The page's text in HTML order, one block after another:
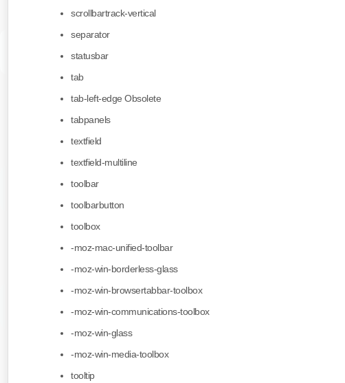
scrollbartrack-vertical
separator
statusbar
tab
tab-left-edge Obsolete
tabpanels
textfield
textfield-multiline
toolbar
toolbarbutton
toolbox
-moz-mac-unified-toolbar
-moz-win-borderless-glass
-moz-win-browsertabbar-toolbox
-moz-win-communications-toolbox
-moz-win-glass
-moz-win-media-toolbox
tooltip